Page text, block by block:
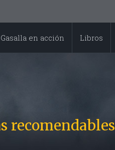
Gasalla en acción Libros
recomendables